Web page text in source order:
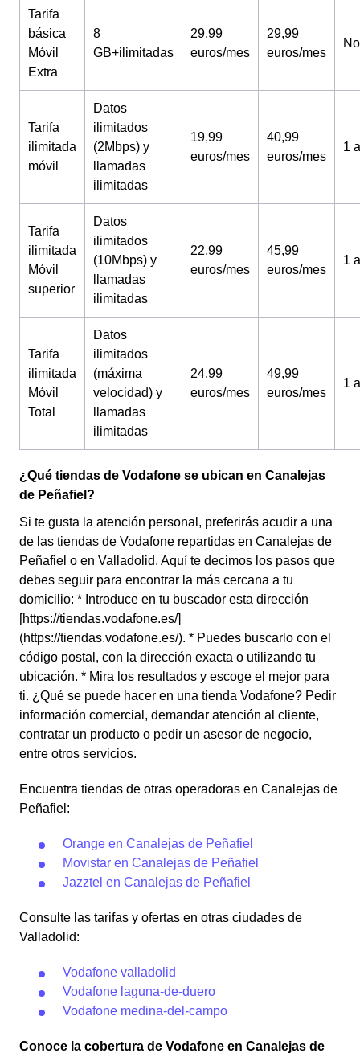
Tarifa
básica
Móvil
Extra
8
GB+ilimitadas
29,99
euros/mes
29,99
euros/mes
No
Tarifa
ilimitada
móvil
Datos
ilimitados
(2Mbps) y
llamadas
ilimitadas
19,99
euros/mes
40,99
euros/mes
1
Tarifa
ilimitada
Móvil
superior
Datos
ilimitados
(10Mbps) y
llamadas
ilimitadas
22,99
euros/mes
45,99
euros/mes
1
Tarifa
ilimitada
Móvil
Total
Datos
ilimitados
(máxima
velocidad) y
llamadas
ilimitadas
24,99
euros/mes
49,99
euros/mes
1
¿Qué tiendas de Vodafone se ubican en Canalejas
de Peñafiel?
Si te gusta la atención personal, preferirás acudir a una
de las tiendas de Vodafone repartidas en Canalejas de
Peñafiel o en Valladolid. Aquí te decimos los pasos que
debes seguir para encontrar la más cercana a tu
domicilio: * Introduce en tu buscador esta dirección
[https://tiendas.vodafone.es/]
(https://tiendas.vodafone.es/). * Puedes buscarlo con el
código postal, con la dirección exacta o utilizando tu
ubicación. * Mira los resultados y escoge el mejor para
ti. ¿Qué se puede hacer en una tienda Vodafone? Pedir
información comercial, demandar atención al cliente,
contratar un producto o pedir un asesor de negocio,
entre otros servicios.
Encuentra tiendas de otras operadoras en Canalejas de
Peñafiel:
Orange en Canalejas de Peñafiel
Movistar en Canalejas de Peñafiel
Jazztel en Canalejas de Peñafiel
Consulte las tarifas y ofertas en otras ciudades de
Valladolid:
Vodafone valladolid
Vodafone laguna-de-duero
Vodafone medina-del-campo
Conoce la cobertura de Vodafone en Canalejas de